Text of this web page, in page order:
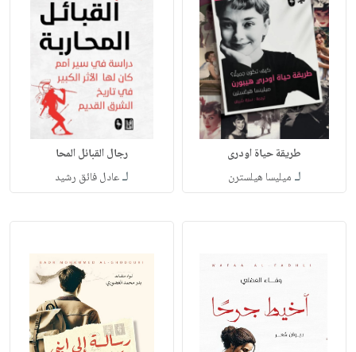
‫طريقة حياة اودرى
لـ ميليسا هيلسترن‬‏
رجال القبائل المحا
لـعادل فائق رشيد